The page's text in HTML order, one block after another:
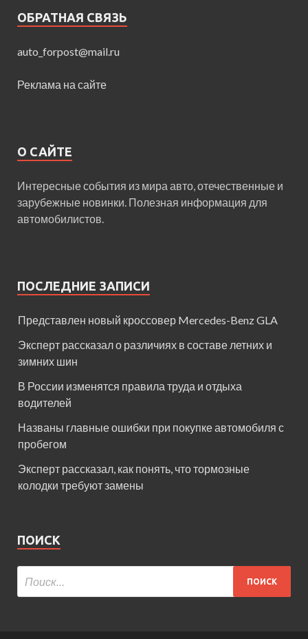
ОБРАТНАЯ СВЯЗЬ
auto_forpost@mail.ru
Реклама на сайте
О САЙТЕ
Интересные события из мира авто, отечественные и
зарубежные новинки. Полезная информация для
автомобилистов.
ПОСЛЕДНИЕ ЗАПИСИ
Представлен новый кроссовер Mercedes-Benz GLA
Эксперт рассказал о различиях в составе летних и
зимних шин
В России изменятся правила труда и отдыха
водителей
Названы главные ошибки при покупке автомобиля с
пробегом
Эксперт рассказал, как понять, что тормозные
колодки требуют замены
ПОИСК